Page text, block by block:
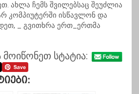
ახლა ჩემს შვილებსაც შეუძლია
კომპიუტერში ისწავლონ და
_ გვითხრა ერთ_ერთმა
სტატია: